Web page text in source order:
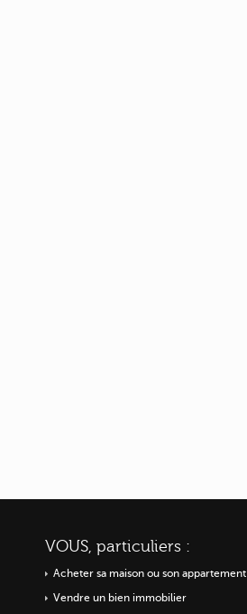
VOUS, particuliers :
Acheter sa maison ou son appartement
Vendre un bien immobilier